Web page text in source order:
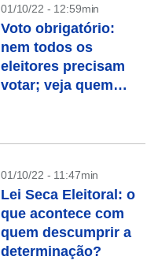
01/10/22 - 12:59min
Voto obrigatório:
nem todos os
eleitores precisam
votar; veja quem
01/10/22 - 11:47min
Lei Seca Eleitoral: o
que acontece com
quem descumprir a
determinação?